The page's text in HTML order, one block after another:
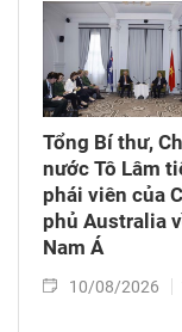
Tổng Công
Airlines).
Tổng Bí thư,
nước Tô Lâm
phái viên của
phủ Australia
Nam Á
10/08/2026